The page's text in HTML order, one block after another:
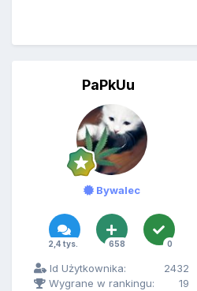
PaPkUu
Bywalec
2,4 tys. 658 0
Id Użytkownika:
2432
Wygrane w rankingu:
19